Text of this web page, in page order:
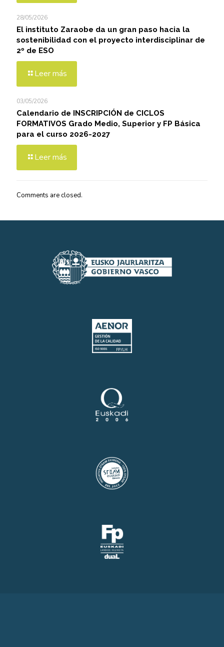
28/05/2026
El instituto Zaraobe da un gran paso hacia la
sostenibilidad con el proyecto interdisciplinar de
2º de ESO
Leer más
03/05/2026
Calendario de INSCRIPCIÓN de CICLOS
FORMATIVOS Grado Medio, Superior y FP Básica
para el curso 2026-2027
Leer más
Comments are closed.